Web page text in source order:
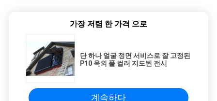
가장 저렴 한 가격 으로
단 하나 얼굴 정면 서비스로 잘 고정된
P10 옥외 풀 컬러 지도된 전시
계속하다